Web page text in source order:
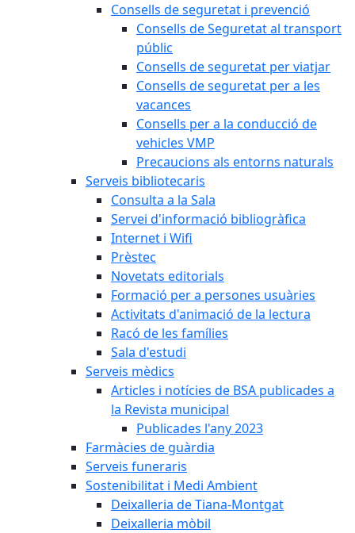
Consells de seguretat i prevenció
Consells de Seguretat al transport
públic
Consells de seguretat per viatjar
Consells de seguretat per a les
vacances
Consells per a la conducció de
vehicles VMP
Precaucions als entorns naturals
Serveis bibliotecaris
Consulta a la Sala
Servei d'informació bibliogràfica
Internet i Wifi
Prèstec
Novetats editorials
Formació per a persones usuàries
Activitats d'animació de la lectura
Racó de les famílies
Sala d'estudi
Serveis mèdics
Articles i notícies de BSA publicades a
la Revista municipal
Publicades l'any 2023
Farmàcies de guàrdia
Serveis funeraris
Sostenibilitat i Medi Ambient
Deixalleria de Tiana-Montgat
Deixalleria mòbil